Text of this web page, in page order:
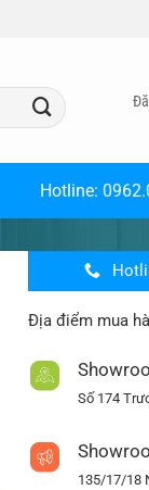
Hotline:
Địa điểm mua
Số 174
135/17/18